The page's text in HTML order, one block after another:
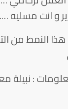
و انت مسليه
النمط من
: